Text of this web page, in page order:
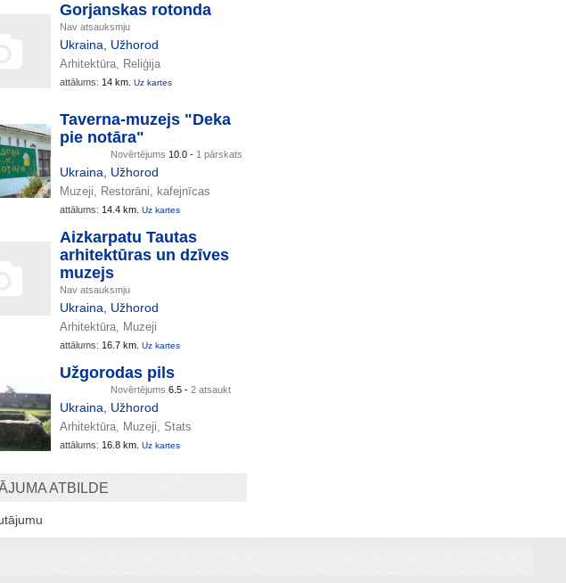
Gorjanskas rotonda
Nav atsauksmju
Ukraina Užhorod
Arhitektūra, Reliģija
attālums: 14 km. Uz kartes
Taverna-muzejs "Deka
pie notāra"
Novērtējums 10.0 - 1 pārskats
Ukraina Užhorod
Muzeji, Restorāni, kafejnīcas
attālums: 14.4 km. Uz kartes
Aizkarpatu Tautas
arhitektūras un dzīves
muzejs
Nav atsauksmju
Ukraina Užhorod
Arhitektūra, Muzeji
attālums: 16.7 km. Uz kartes
Užgorodas pils
Novērtējums 6.5 - 2 atsaukt
Ukraina Užhorod
Arhitektūra, Muzeji, Stats
attālums: 16.8 km. Uz kartes
ATBILDE